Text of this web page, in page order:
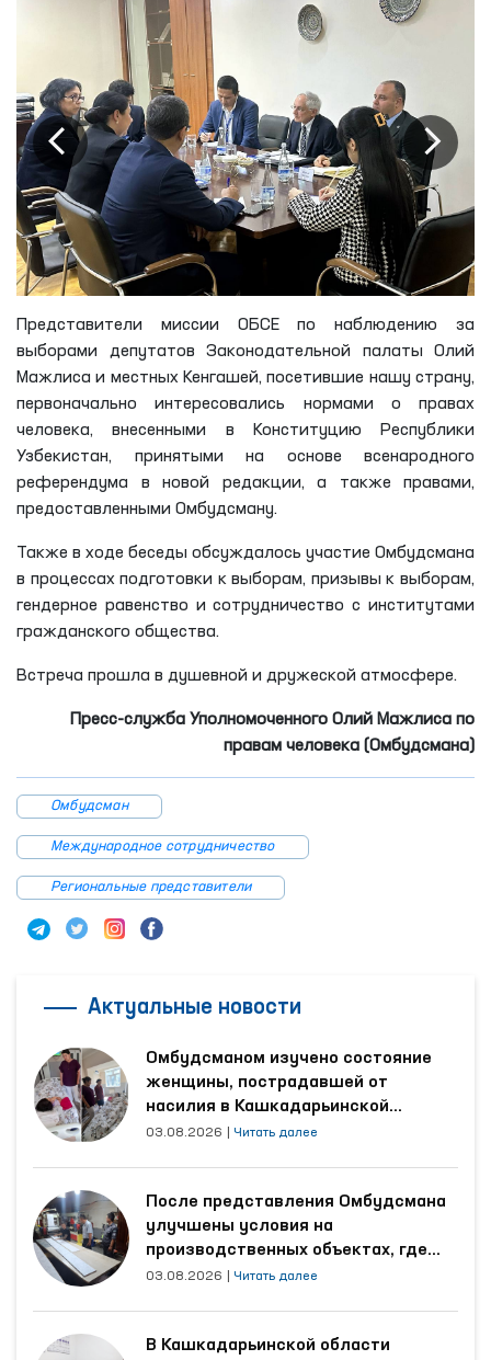
Представители миссии ОБСЕ по наблюдению за
выборами депутатов Законодательной палаты Олий
Мажлиса и местных Кенгашей, посетившие нашу страну,
первоначально интересовались нормами о правах
человека, внесенными в Конституцию Республики
Узбекистан, принятыми на основе всенародного
референдума в новой редакции, а также правами,
предоставленными Омбудсману.
Также в ходе беседы обсуждалось участие Омбудсмана
в процессах подготовки к выборам, призывы к выборам,
гендерное равенство и сотрудничество с институтами
гражданского общества.
Встреча прошла в душевной и дружеской атмосфере.
Пресс-служба Уполномоченного Олий Мажлиса по
правам человека (Омбудсмана)
Омбудсман
Международное сотрудничество
Региональные представители
Актуальные новости
Омбудсманом изучено состояние
женщины, пострадавшей от
насилия в Кашкадарьинской
области
03.08.2026 Читать далее
После представления Омбудсмана
улучшены условия на
производственных объектах, где
трудятся осуждённые
03.08.2026 Читать далее
В Кашкадарьинской области